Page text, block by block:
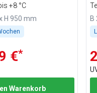
+8 °C
H 950 mm
€*
Warenkorb
B